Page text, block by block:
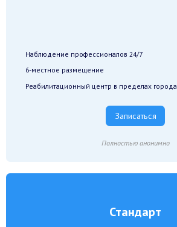
Наблюдение профессионалов 24/7
6-местное размещение
Реабилитационный центр в пределах города
Записаться
Полностью анонимно
Стандарт